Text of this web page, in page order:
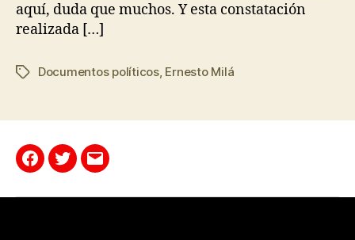
aquí, duda que muchos. Y esta constatación
realizada […]
Documentos políticos, Ernesto Milá